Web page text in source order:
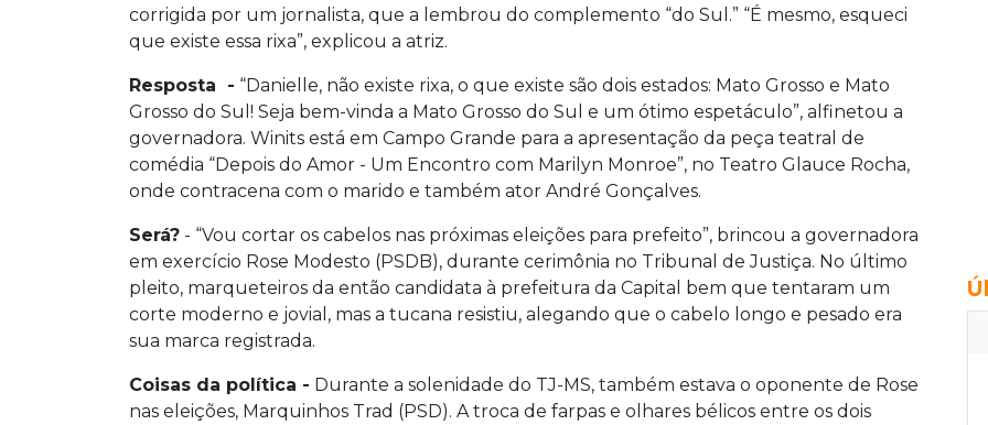
corrigida por um jornalista, que a lembrou do complemento “do Sul.” “É mesmo, esqueci
que existe essa rixa”, explicou a atriz.
Resposta - “Danielle, não existe rixa, o que existe são dois estados: Mato Grosso e Mato
Grosso do Sul! Seja bem-vinda a Mato Grosso do Sul e um ótimo espetáculo”, alfinetou a
governadora. Winits está em Campo Grande para a apresentação da peça teatral de
comédia “Depois do Amor - Um Encontro com Marilyn Monroe”, no Teatro Glauce Rocha,
onde contracena com o marido e também ator André Gonçalves.
Será? - “Vou cortar os cabelos nas próximas eleições para prefeito”, brincou a governadora
em exercício Rose Modesto (PSDB), durante cerimônia no Tribunal de Justiça. No último
pleito, marqueteiros da então candidata à prefeitura da Capital bem que tentaram um
corte moderno e jovial, mas a tucana resistiu, alegando que o cabelo longo e pesado era
sua marca registrada.
Coisas da política - Durante a solenidade do TJ-MS, também estava o oponente de Rose
nas eleições, Marquinhos Trad (PSD). A troca de farpas e olhares bélicos entre os dois